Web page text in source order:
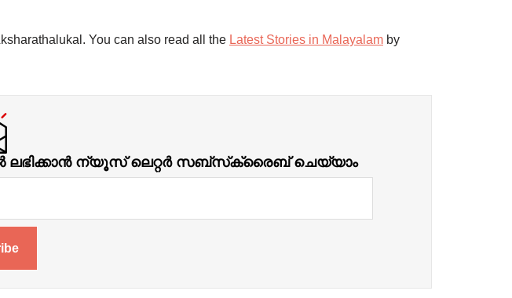
You can also read all the Latest Stories in Malayalam by
ന്യൂസ് ലെറ്റർ സബ്‌സ്‌ക്രൈബ് ചെയ്യാം